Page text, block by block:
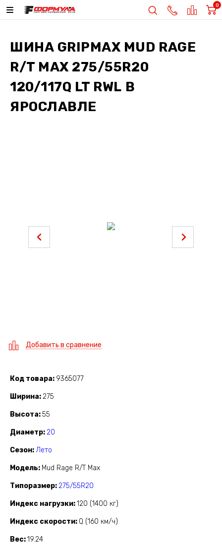
0
ШИНА GRIPMAX MUD RAGE
R/T MAX 275/55R20
120/117Q LT RWL В
ЯРОСЛАВЛЕ
Добавить в сравнение
Код товара 9365077
Ширина 275
Высота 55
Диаметр 20
Сезон Лето
Модель Mud Rage R/T Max
Типоразмер 275/55R20
Индекс нагрузки 120 (1400 кг)
Индекс скорости Q (160 км/ч)
Вес 19.24